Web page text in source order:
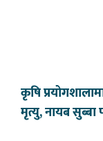
कृषि
मृत्यु, नायब सुब्बा